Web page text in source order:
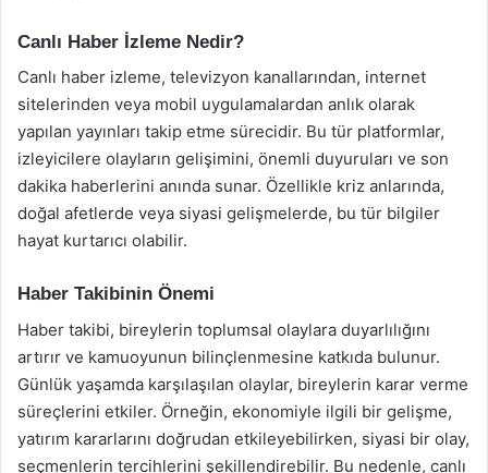
Canlı Haber İzleme Nedir?
Canlı haber izleme, televizyon kanallarından, internet
sitelerinden veya mobil uygulamalardan anlık olarak
yapılan yayınları takip etme sürecidir. Bu tür platformlar,
izleyicilere olayların gelişimini, önemli duyuruları ve son
dakika haberlerini anında sunar. Özellikle kriz anlarında,
doğal afetlerde veya siyasi gelişmelerde, bu tür bilgiler
hayat kurtarıcı olabilir.
Haber Takibinin Önemi
Haber takibi, bireylerin toplumsal olaylara duyarlılığını
artırır ve kamuoyunun bilinçlenmesine katkıda bulunur.
Günlük yaşamda karşılaşılan olaylar, bireylerin karar verme
süreçlerini etkiler. Örneğin, ekonomiyle ilgili bir gelişme,
yatırım kararlarını doğrudan etkileyebilirken, siyasi bir olay,
seçmenlerin tercihlerini şekillendirebilir. Bu nedenle, canlı